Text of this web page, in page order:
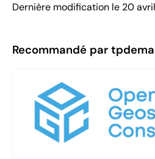
Dernière modification le 20
Recommandé par